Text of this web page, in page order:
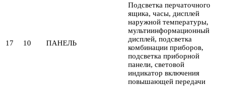
17 10 ПАНЕЛЬ
Подсветка перчаточного
ящика, часы, дисплей
наружной температуры,
мультиинформационный
дисплей, подсветка
комбинации приборов,
подсветка приборной
панели, световой
индикатор включения
повышающей передачи